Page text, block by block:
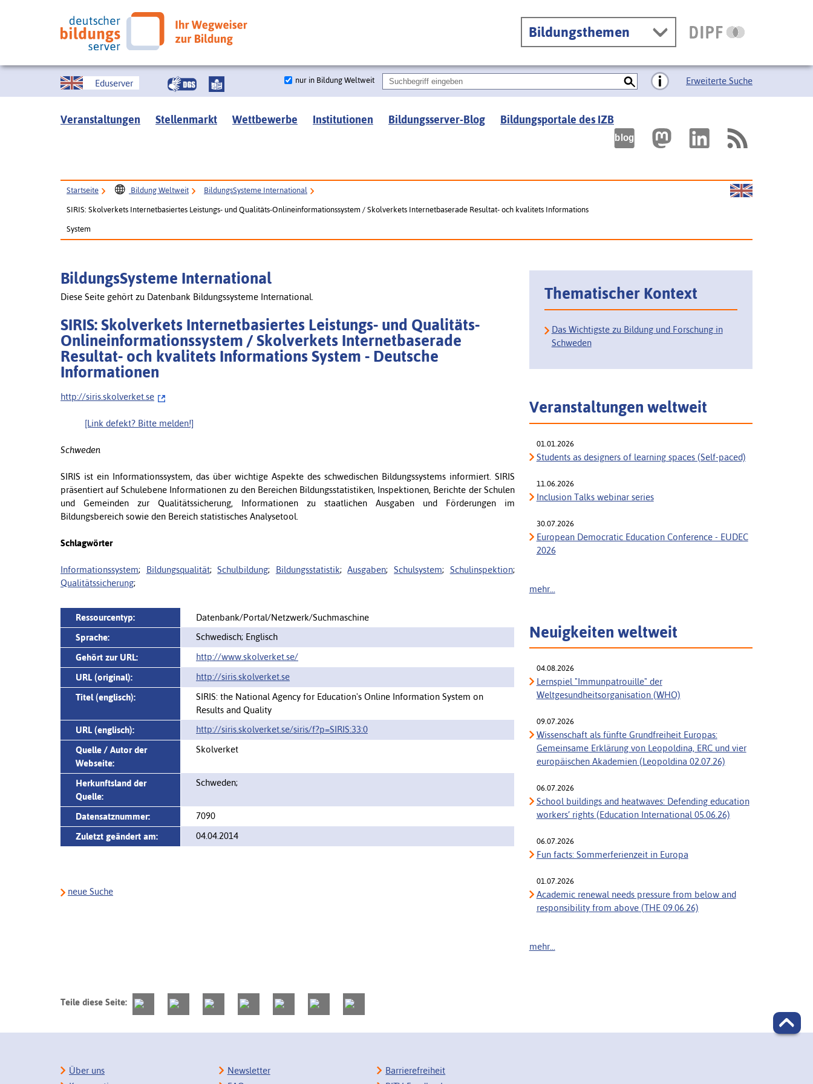
Bildungsthemen
Eduserver nur in Bildung Weltweit Erweiterte Suche
Veranstaltungen Stellenmarkt Wettbewerbe Institutionen Bildungsserver-Blog Bildungsportale des IZB
Startseite Bildung Weltweit BildungsSysteme International
SIRIS: Skolverkets Internetbasiertes Leistungs- und Qualitäts-Onlineinformationssystem / Skolverkets Internetbaserade Resultat- och kvalitets Informations
System
BildungsSysteme International
Diese Seite gehört zu Datenbank Bildungssysteme International.
SIRIS: Skolverkets Internetbasiertes Leistungs- und Qualitäts-
Onlineinformationssystem / Skolverkets Internetbaserade
Resultat- och kvalitets Informations System - Deutsche
Informationen
http://siris.skolverket.se
[Link defekt? Bitte melden!]
Schweden
SIRIS ist ein Informationssystem, das über wichtige Aspekte des schwedischen Bildungssystems informiert. SIRIS
präsentiert auf Schulebene Informationen zu den Bereichen Bildungsstatistiken, Inspektionen, Berichte der Schulen
und Gemeinden zur Qualitätssicherung, Informationen zu staatlichen Ausgaben und Förderungen im
Bildungsbereich sowie den Bereich statistisches Analysetool.
Schlagwörter
Informationssystem; Bildungsqualität;Schulbildung; Bildungsstatistik;Ausgaben;Schulsystem; Schulinspektion;
Qualitätssicherung;
Ressourcentyp:
Datenbank/Portal/Netzwerk/Suchmaschine
Sprache:
Schwedisch; Englisch
Gehört zur URL:
http://www.skolverket.se/
URL (original):
http://siris.skolverket.se
Titel (englisch):
SIRIS: the National Agency for Education's Online Information System on
Results and Quality
URL (englisch):
http://siris.skolverket.se/siris/f?p=SIRIS:33:0
Quelle / Autor der
Webseite:
Skolverket
Herkunftsland der
Quelle:
Schweden;
Datensatznummer:
7090
Zuletzt geändert am:
04.04.2014
neue Suche
Thematischer Kontext
Das Wichtigste zu Bildung und Forschung in
Schweden
Veranstaltungen weltweit
01.01.2026
Students as designers of learning spaces (Self-paced)
11.06.2026
Inclusion Talks webinar series
30.07.2026
European Democratic Education Conference - EUDEC
2026
mehr...
Neuigkeiten weltweit
04.08.2026
Lernspiel "Immunpatrouille" der
Weltgesundheitsorganisation (WHO)
09.07.2026
Wissenschaft als fünfte Grundfreiheit Europas:
Gemeinsame Erklärung von Leopoldina, ERC und vier
europäischen Akademien (Leopoldina 02.07.26)
06.07.2026
School buildings and heatwaves: Defending education
workers’ rights (Education International 05.06.26)
06.07.2026
Fun facts: Sommerferienzeit in Europa
01.07.2026
Academic renewal needs pressure from below and
responsibility from above (THE 09.06.26)
mehr...
Teile diese Seite:
Über uns
Newsletter
Barrierefreiheit